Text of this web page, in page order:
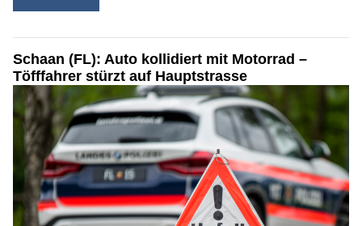
Schaan (FL): Auto kollidiert mit Motorrad –
Töfffahrer stürzt auf Hauptstrasse